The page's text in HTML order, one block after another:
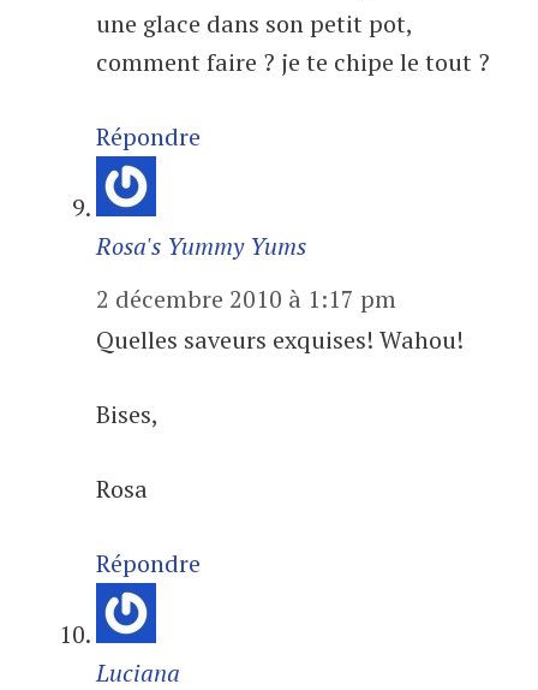
une glace dans son petit pot,
comment faire ? je te chipe le tout ?
Répondre
Rosa's Yummy Yums
2 décembre 2010 à 1:17 pm
Quelles saveurs exquises! Wahou!
Bises,
Rosa
Répondre
Luciana